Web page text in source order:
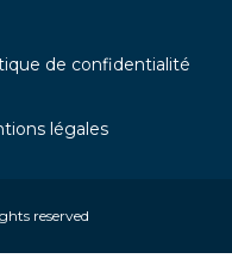
de confidentialité
légales
reserved